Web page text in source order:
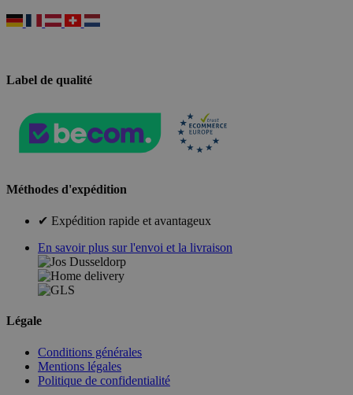
Label de qualité
Méthodes d'expédition
✔ Expédition rapide et avantageux
En savoir plus sur l'envoi et la livraison
Légale
Conditions générales
Mentions légales
Politique de confidentialité